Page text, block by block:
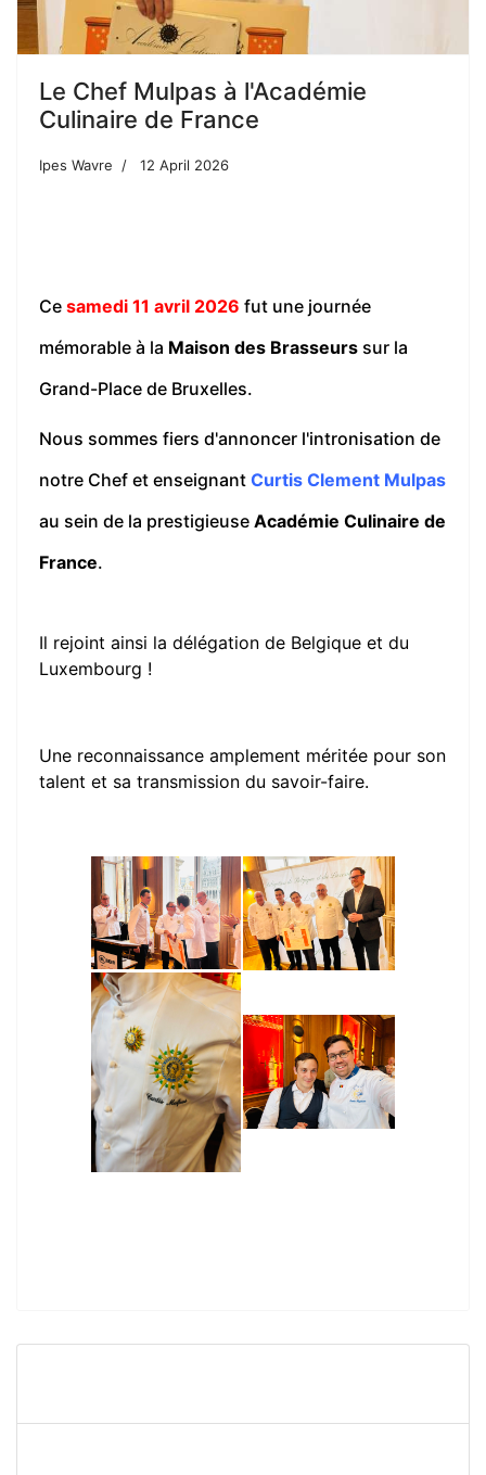
Le Chef Mulpas à l'Académie
Culinaire de France
Ipes Wavre 12 April 2026
Ce samedi 11 avril 2026 fut une journée
mémorable à la Maison des Brasseurs sur la
Grand-Place de Bruxelles.
Nous sommes fiers d'annoncer l'intronisation de
notre Chef et enseignant Curtis Clement Mulpas
au sein de la prestigieuse Académie Culinaire de
France.
Il rejoint ainsi la délégation de Belgique et du
Luxembourg !
Une reconnaissance amplement méritée pour son
talent et sa transmission du savoir-faire.